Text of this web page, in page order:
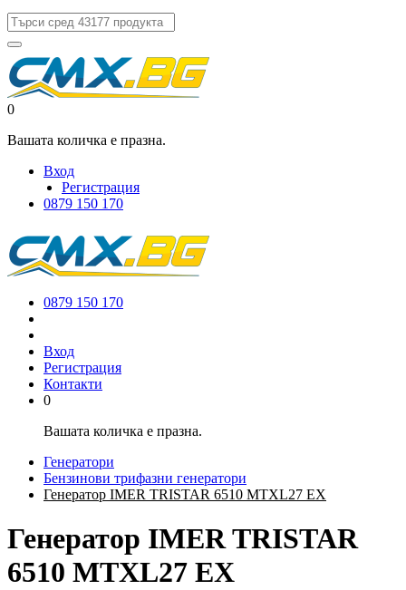
0
Вашата количка е празна.
Вход
Регистрация
0879 150 170
0879 150 170
Вход
Регистрация
Контакти
0
Вашата количка е празна.
Генератори
Бензинови трифазни генератори
Генератор IMER TRISTAR 6510 MTXL27 EX
Генератор IMER TRISTAR
6510 MTXL27 EX